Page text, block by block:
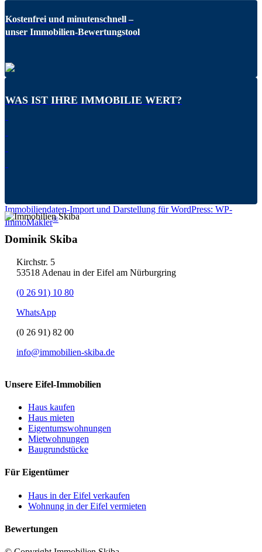
Kostenfrei und minutenschnell –
unser Immobilien-Bewertungstool
WAS IST IHRE IMMOBILIE WERT?
Immobiliendaten-Import und Darstellung für WordPress: WP-
ImmoMakler®
Dominik Skiba
Kirchstr. 5
53518 Adenau in der Eifel am Nürburgring
(0 26 91) 10 80
WhatsApp
(0 26 91) 82 00
info@immobilien-skiba.de
Unsere Eifel-Immobilien
Haus kaufen
Haus mieten
Eigentumswohnungen
Mietwohnungen
Baugrundstücke
Für Eigentümer
Haus in der Eifel verkaufen
Wohnung in der Eifel vermieten
Bewertungen